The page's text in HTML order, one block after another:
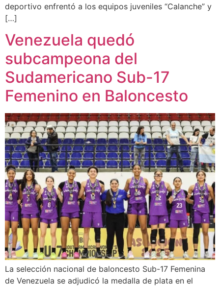
deportivo enfrentó a los equipos juveniles “Calanche” y
[…]
Venezuela quedó
subcampeona del
Sudamericano Sub-17
Femenino en Baloncesto
La selección nacional de baloncesto Sub-17 Femenina
de Venezuela se adjudicó la medalla de plata en el